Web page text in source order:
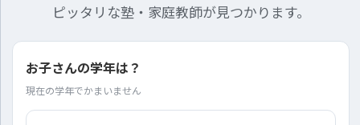
ピッタリな塾・家庭教師が見つかります。
お子さんの学年は？
現在の学年でかまいません